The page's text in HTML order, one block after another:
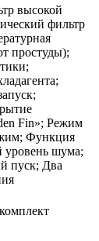
высокой
фильтр
простуды);
Fin»; Режим
Функция
шума;
пуск; Два